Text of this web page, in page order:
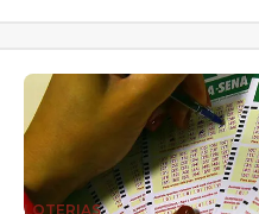
LOTERIAS